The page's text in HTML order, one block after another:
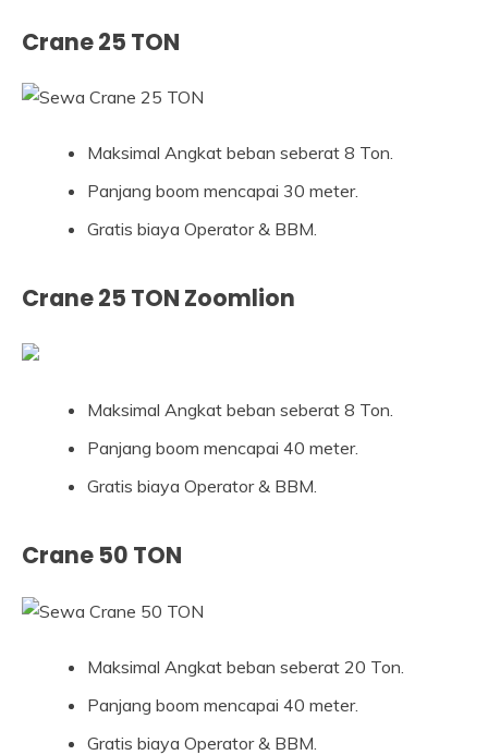
Crane 25 TON
Maksimal Angkat beban seberat 8 Ton.
Panjang boom mencapai 30 meter.
Gratis biaya Operator & BBM.
Crane 25 TON Zoomlion
Maksimal Angkat beban seberat 8 Ton.
Panjang boom mencapai 40 meter.
Gratis biaya Operator & BBM.
Crane 50 TON
Maksimal Angkat beban seberat 20 Ton.
Panjang boom mencapai 40 meter.
Gratis biaya Operator & BBM.